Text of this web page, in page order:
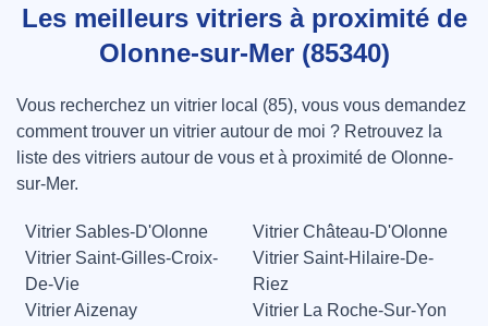
Les meilleurs vitriers à proximité de
Olonne-sur-Mer (85340)
Vous recherchez un vitrier local (85), vous vous demandez
comment trouver un vitrier autour de moi ? Retrouvez la
liste des vitriers autour de vous et à proximité de Olonne-
sur-Mer.
Vitrier Sables-D'Olonne
Vitrier Château-D'Olonne
Vitrier Saint-Gilles-Croix-
De-Vie
Vitrier Saint-Hilaire-De-
Riez
Vitrier Aizenay
Vitrier La Roche-Sur-Yon